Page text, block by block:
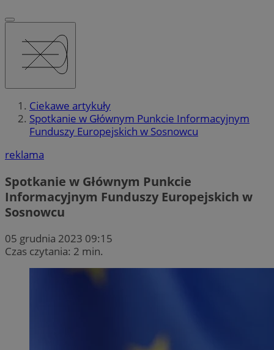
Ciekawe artykuły
Spotkanie w Głównym Punkcie Informacyjnym
Funduszy Europejskich w Sosnowcu
reklama
Spotkanie w Głównym Punkcie
Informacyjnym Funduszy Europejskich w
Sosnowcu
05 grudnia 2023 09:15
Czas czytania: 2 min.